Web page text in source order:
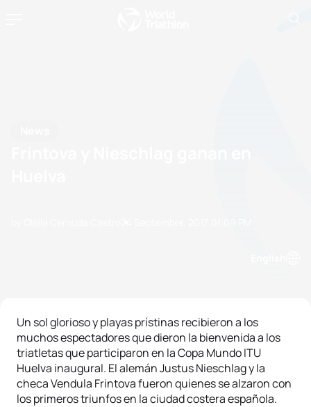
Un sol glorioso y playas prístinas recibieron a los
muchos espectadores que dieron la bienvenida a los
triatletas que participaron en la Copa Mundo ITU
Huelva inaugural. El alemán Justus Nieschlag y la
checa Vendula Frintova fueron quienes se alzaron con
los primeros triunfos en la ciudad costera española.